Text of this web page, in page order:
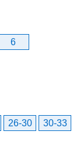
6
26-30 30-33